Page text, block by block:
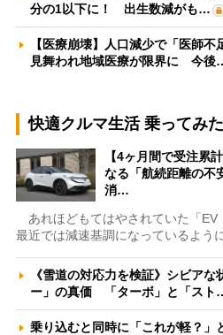
分の1以下に！ 出生数減がも…
【医療崩壊】人口減少で「医師
見舞われ地域医療が限界に 今後
快適クルマ生活 乗ってみ
【4ヶ月間で受注累
なる「航続距離の不
消…
あれほどもてはやされていた「EV
最近では減速基調になっているよう
《雪道の対応力を検証》シビア
ー」の真価 「ターボ」と「スト
乗り込むと同時に「これが軽？」